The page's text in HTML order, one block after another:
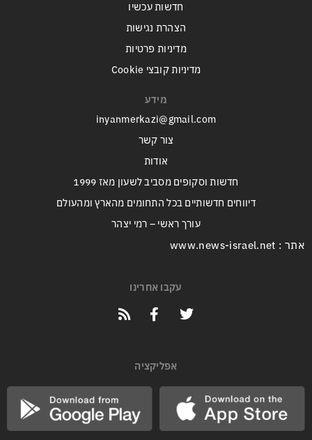
חדשות עכשיו
הצהרת נגישות
מדיניות פרטיות
מדיניות קובצי Cookie
מידע
inyanmerkazi@gmail.com
צור קשר
אודות
חדשות וסקופים מסביב לשעון מאז 1999
דיווחים חדשותיים בכל התחומים מהארץ ומהעולם
עורך ראשי – רמי יצהר
אתר : www.news-israel.net
עקבו אחרינו
אפליקציה